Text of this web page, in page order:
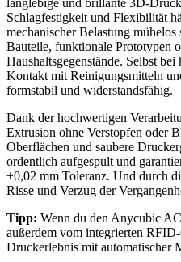
langlebige und brillante 3D-
Schlagfestigkeit und Flexibilität
mechanischer Belastung
Bauteile, funktionale Prototypen
Haushaltsgegenstände. Selbst
Kontakt mit Reinigungsmitteln
formstabil und widerstandsfähig.
Dank der hochwertigen
Extrusion ohne Verstopfen oder
Oberflächen und saubere
ordentlich aufgespult und
±0,02 mm Toleranz. Und durch
Risse und Verzug der
Tipp: Wenn du den Anycubic
außerdem vom integrierten
Druckerlebnis mit automatischer